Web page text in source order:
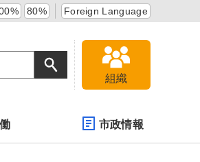
80% Foreign Language
組織
市政情報